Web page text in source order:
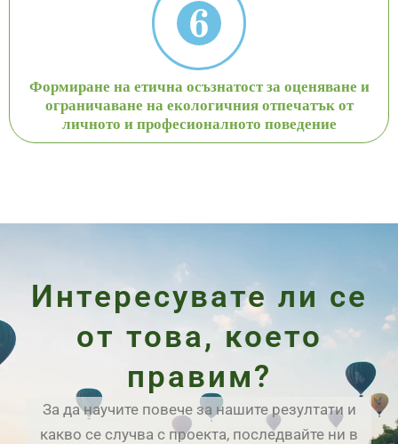
Формиране на етична осъзнатост за оценяване и
ограничаване на екологичния отпечатък от
личното и професионалното поведение
Интересувате ли се
от това, което
правим?
За да научите повече за нашите резултати и
какво се случва с проекта, последвайте ни в